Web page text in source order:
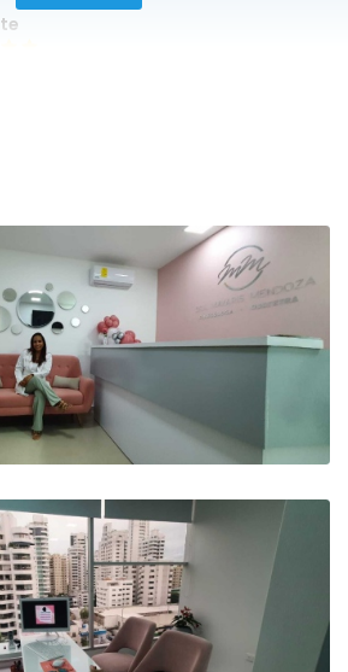
10 la explicación en la
de lo que
10 de 10 en fin la mejor
que e ido
visto resultados muy